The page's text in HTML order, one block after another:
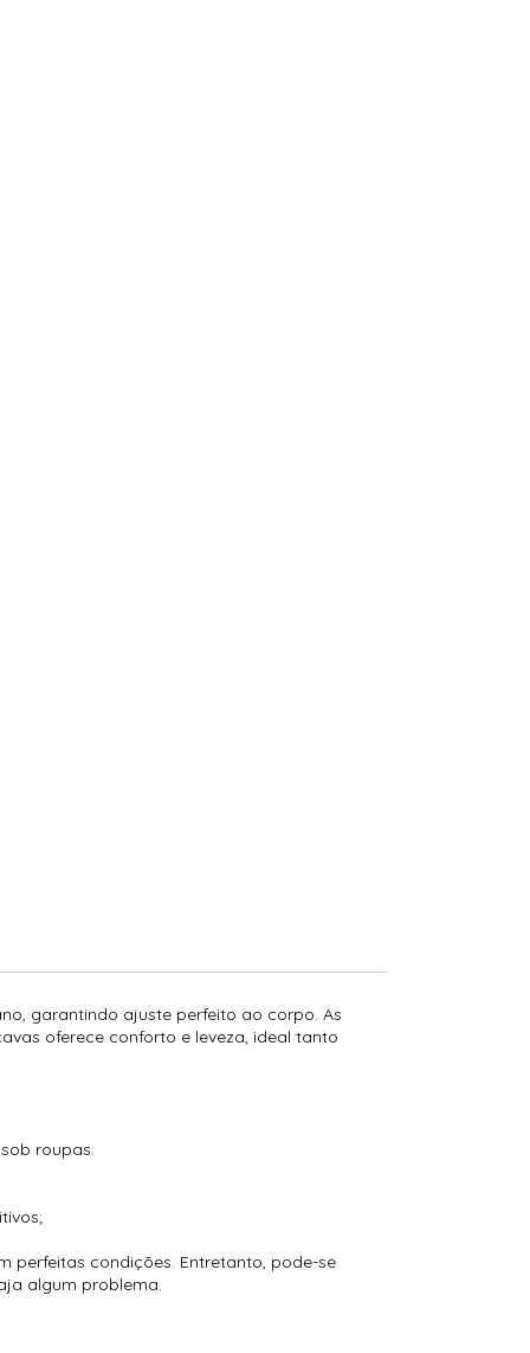
garantindo ajuste perfeito ao corpo. As
oferece conforto e leveza, ideal tanto
roupas.
perfeitas condições. Entretanto, pode-se
algum problema.